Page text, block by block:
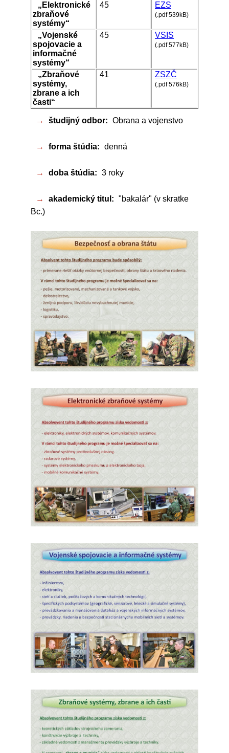
„Elektronické
zbraňové
systémy“
45 EZS
(.pdf 539kB)
„Vojenské
spojovacie a
informačné
systémy“
45 VSIS
(.pdf 577kB)
„Zbraňové
systémy,
zbrane a ich
časti“
41 ZSZČ
(.pdf 576kB)
→ študijný odbor: Obrana a vojenstvo
→ forma štúdia: denná
→ doba štúdia: 3 roky
→ akademický titul: "bakalár" (v skratke
Bc.)